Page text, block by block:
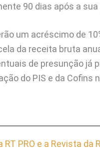
90 dias após a
um acréscimo de
da receita bruta
de presunção já
do PIS e da Cofins
PRO e a Revista da